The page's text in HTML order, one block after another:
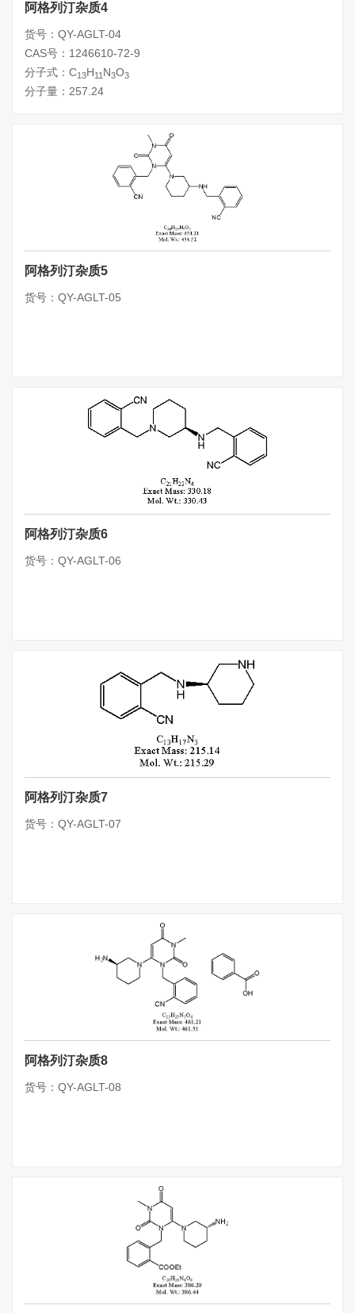
阿格列汀杂质4
货号：QY-AGLT-04
CAS号：1246610-72-9
分子式：C13H11 N3O3
分子量：257.24
阿格列汀杂质5
货号：QY-AGLT-05
阿格列汀杂质6
货号：QY-AGLT-06
阿格列汀杂质7
货号：QY-AGLT-07
阿格列汀杂质8
货号：QY-AGLT-08